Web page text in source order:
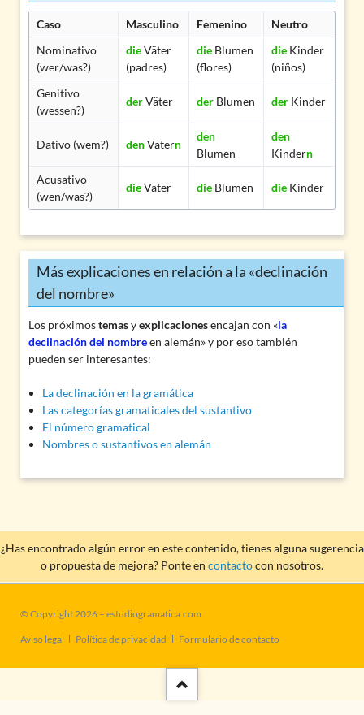
Caso Masculino Femenino
Neutro
Nominativo
(wer/was?)
dieVäter
(padres)
dieBlumen
(flores)
dieKinder
(niños)
Genitivo
(wessen?)
derVäter derBlumen derKinder
Dativo (wem?) denVätern
den
Blumen
den
Kindern
Acusativo
(wen/was?)
dieVäter dieBlumen dieKinder
Más explicaciones en relación a la «declinación
del nombre»
Los próximostemasyexplicacionesencajan con «la
declinación del nombreen alemán» y por eso también
pueden ser interesantes:
La declinación en la gramática
Las categorías gramaticales del sustantivo
El número gramatical
Nombres o sustantivos en alemán
¿Has encontrado algún error en este contenido, tienes alguna sugerencia
o propuesta de mejora? Ponte en contactocon nosotros.
© Copyright 2026 – estudiogramatica.com
Saltar
Aviso legal Política de privacidad Formulario de contacto